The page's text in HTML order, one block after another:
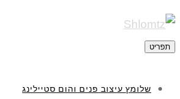
תפריט
שלומץ עיצוב פנים והום סטיילינג